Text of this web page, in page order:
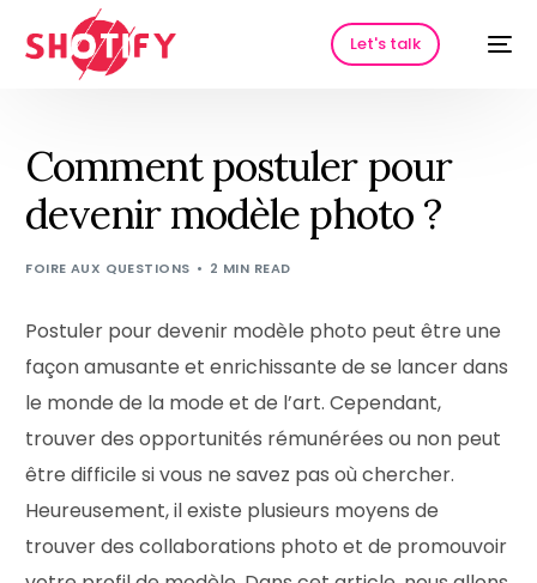
Let's talk
Comment postuler pour
devenir modèle photo ?
FOIRE AUX QUESTIONS 2 MIN READ
Postuler pour devenir modèle photo peut être une
façon amusante et enrichissante de se lancer dans
le monde de la mode et de l’art. Cependant,
trouver des opportunités rémunérées ou non peut
être difficile si vous ne savez pas où chercher.
Heureusement, il existe plusieurs moyens de
trouver des collaborations photo et de promouvoir
HOT